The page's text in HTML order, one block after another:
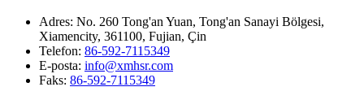
Adres: No. 260 Tong'an Yuan, Tong'an Sanayi Bölgesi,
Xiamencity, 361100, Fujian, Çin
Telefon: 86-592-7115349
E-posta: info@xmhsr.com
Faks: 86-592-7115349